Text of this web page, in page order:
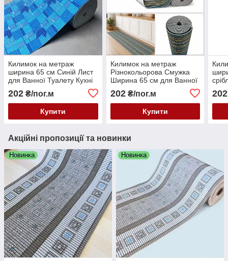
Килимок на метраж
ширина 65 см Синій Лист
для Ванної Туалету Кухні
Коридору Доріжка Аквамат
202 ₴/пог.м
Купити
Килимок на метраж
Різнокольорова Смужка
Ширина 65 см для Ванної
Доріжка Аквамат
202₴/пог.м
Купити
202
Акційні пропозиції та новинки
Новинка Новинка